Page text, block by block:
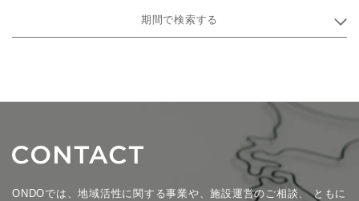
期間で検索する
ONDOでは、地域活性に関する事業や、施設運営のご相談、ともに